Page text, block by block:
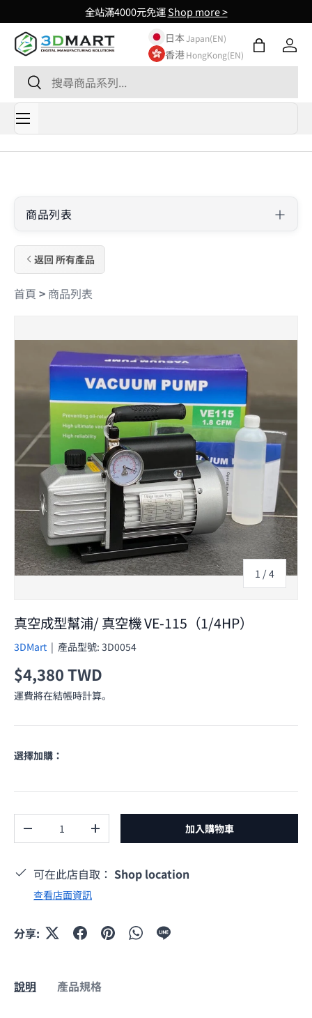
Skip to content
全站滿4000元免運Shop more >
日本Japan(EN)
香港HongKong(EN)
Search
Search
購物袋登入
Menu
商品列表
返回 所有產品
首頁 > 商品列表
Skip to product information
1 / 的
4
真空成型幫浦/ 真空機 VE-115（1/4HP）
3DMart | 產品型號: 3D0054
原價
$4,380 TWD
運費將在結帳時計算。
選擇加購：
減少數量
增加數量 加入購物車
可在此店自取： Shop location
查看店面資訊
分享:
說明 產品規格